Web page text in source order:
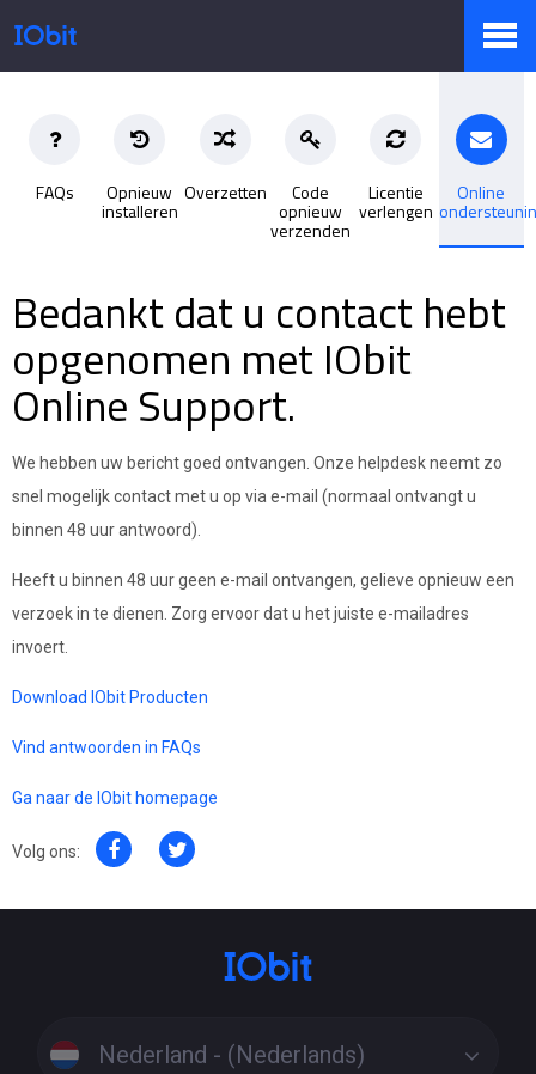
Producten
Persruimte
Ondersteuning
Partners
FAQs Opnieuw
installeren
Overzetten Code
opnieuw
verzenden
Licentie
verlengen
Online
Bedankt dat u contact hebt
opgenomen met IObit
Online Support.
We hebben uw bericht goed ontvangen. Onze helpdesk neemt zo
snel mogelijk contact met u op via e-mail (normaal ontvangt u
binnen 48 uur antwoord).
Heeft u binnen 48 uur geen e-mail ontvangen, gelieve opnieuw een
verzoek in te dienen. Zorg ervoor dat u het juiste e-mailadres
invoert.
Download IObit Producten
Vind antwoorden in FAQs
Ga naar de IObit homepage
Volg ons:
Nederland - (Nederlands)